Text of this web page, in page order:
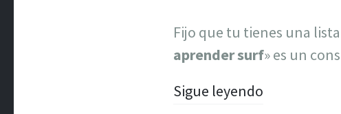
Fijo que tu tienes una
aprender surf» es un
Sigue leyendo